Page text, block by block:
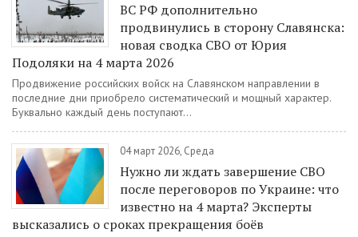
ВС РФ дополнительно
продвинулись в сторону Славянска:
новая сводка СВО от Юрия
Подоляки на 4 марта 2026
Продвижение российских войск на Славянском направлении в
последние дни приобрело систематический и мощный характер.
Буквально каждый день поступают...
04 март 2026, Среда
Нужно ли ждать завершение СВО
после переговоров по Украине: что
известно на 4 марта? Эксперты
высказались о сроках прекращения боёв